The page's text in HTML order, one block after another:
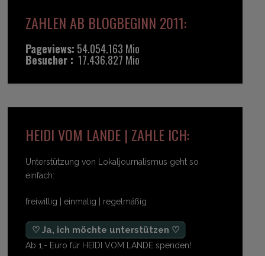
ZAHLEN AB BLOGBEGINN 2011:
Pageviews: 54.054.163 Mio
Besucher : 17.436.827 Mio
HEIDI VOM LANDE | ZAHLE ICH:
Unterstützung von Lokaljournalismus geht so
einfach:
freiwillig | einmalig | regelmäßig
♡ Ja, ich möchte unterstützen ♡
Ab 1,- Euro für HEIDI VOM LANDE spenden!